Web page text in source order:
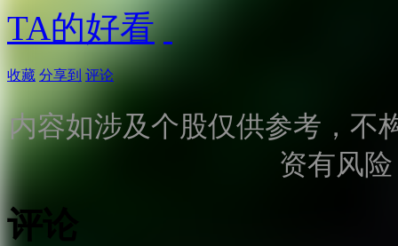
TA的好看
收藏 分享到 评论
内容如涉及个股仅供参考，不
资有风
评论